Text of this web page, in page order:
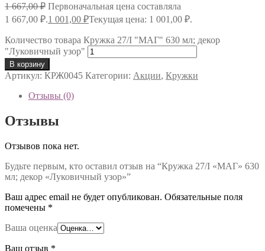
1 667,00₽ Первоначальная цена составляла
1 667,00 ₽.1 001,00 ₽Текущая цена: 1 001,00 ₽.
Количество товара Кружка 27/I "МАГ" 630 мл; декор
"Луковичный узор"
В корзину
Артикул: КРЖ0045 Категории: Акции, Кружки
Отзывы (0)
Отзывы
Отзывов пока нет.
Будьте первым, кто оставил отзыв на “Кружка 27/I «МАГ» 630
мл; декор «Луковичный узор»”
Ваш адрес email не будет опубликован. Обязательные поля
помечены *
Ваша оценка
Ваш отзыв *